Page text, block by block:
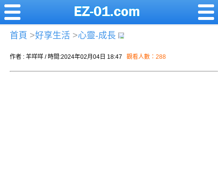
首頁 >好享生活 >心靈-成長
作者 : 羊咩咩 / 時間:2024年02月04日 18:47 觀看人數：288